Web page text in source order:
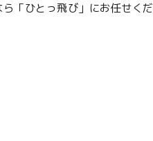
「ひとっ飛び」にお任せくだ